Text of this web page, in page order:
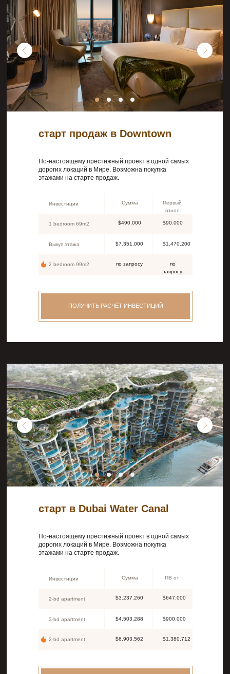
По-настоящему престижный проект в одной самых
дорогих локаций в Мире. Возможна покупка
этажами на старте продаж.
старт продаж в Downtown
по запросу
$7.351.000
$490.000
Первый
взнос
Сумма
по
запросу
2 bedroom 99m2
$1.470.200
Выкуп этажа
$90.000
1 bedroom 69m2
Инвестиции
ПОЛУЧИТЬ РАСЧЁТ ИНВЕСТИЦИЙ
$6.903.562
$4.503.288
$3.237.260
ПВ от
Сумма
$1.380.712
2-bd apartment
$900.000
3-bd apartment
$647.000
2-bd apartment
Инвестиции
По-настоящему престижный проект в одной самых
дорогих локаций в Мире. Возможна покупка
этажами на старте продаж.
старт в Dubai Water Canal